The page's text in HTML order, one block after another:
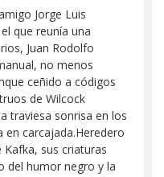
Jorge Luis
que reunía una
Juan Rodolfo
no menos
ceñido a códigos
de Wilcock
traviesa sonrisa en los
en carcajada.Heredero
sus criaturas
del humor negro y la